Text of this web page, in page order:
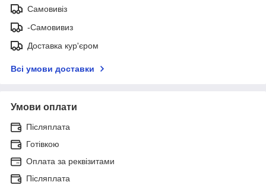
Самовивіз
-Самовивиз
Доставка кур'єром
Всі умови доставки
Умови оплати
Післяплата
Готівкою
Оплата за реквізитами
Післяплата